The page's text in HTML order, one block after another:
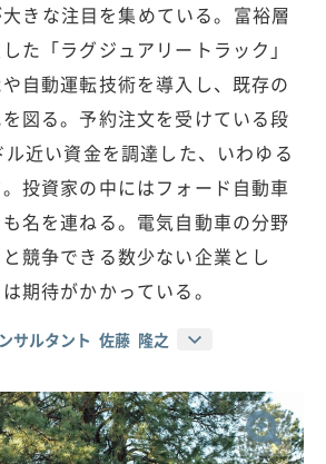
きな注目を集めている。富裕層
た「ラグジュアリートラック」
自動運転技術を導入し、既存の
図る。予約注文を受けている段
近い資金を調達した、いわゆる
投資家の中にはフォード自動車
名を連ねる。電気自動車の分野
競争できる数少ない企業とし
期待がかかっている。
サルタント 佐藤 隆之